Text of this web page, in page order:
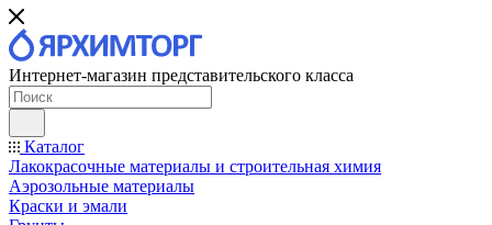
Интернет-магазин представительского класса
Каталог
Лакокрасочные материалы и строительная химия
Аэрозольные материалы
Краски и эмали